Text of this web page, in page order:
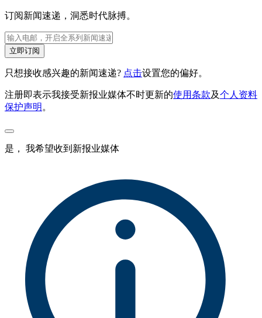
订阅新闻速递，洞悉时代脉搏。
立即订阅
只想接收感兴趣的新闻速递? 点击设置您的偏好。
注册即表示我接受新报业媒体不时更新的使用条款及个人资料
保护声明。
是， 我希望收到新报业媒体